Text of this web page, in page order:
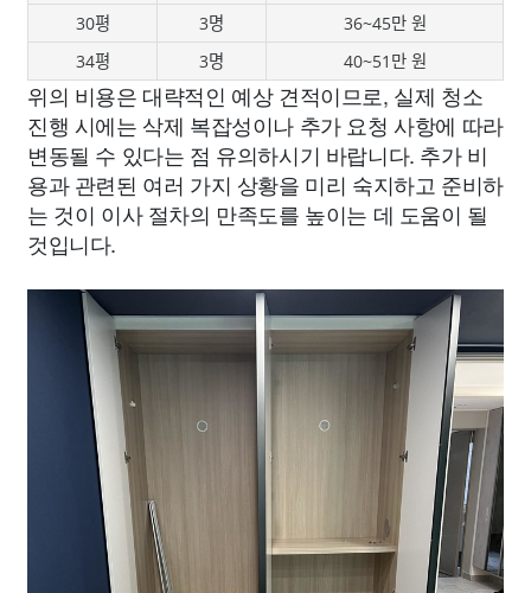
30평
3명
36~45만 원
34평
3명 40~51만 원
위의 비용은 대략적인 예상 견적이므로, 실제 청소
진행 시에는 삭제 복잡성이나 추가 요청 사항에 따라
변동될 수 있다는 점 유의하시기 바랍니다. 추가 비
용과 관련된 여러 가지 상황을 미리 숙지하고 준비하
는 것이 이사 절차의 만족도를 높이는 데 도움이 될
것입니다.